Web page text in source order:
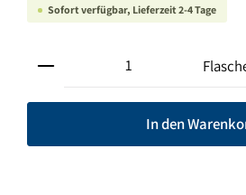
Sofort verfügbar, Lieferzeit 2-4 Tage
Produkt Anzahl: Gib den
In den